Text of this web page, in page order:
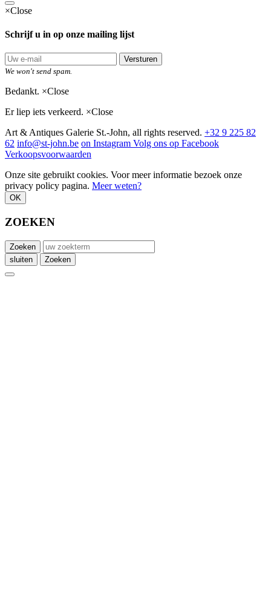
×Close
Schrijf u in op onze mailing lijst
Versturen
We won't send spam.
Bedankt. ×Close
Er liep iets verkeerd. ×Close
Art & Antiques Galerie St.-John, all rights reserved. +32 9 225 82
62 info@st-john.be on Instagram Volg ons op Facebook
Verkoopsvoorwaarden
Onze site gebruikt cookies. Voor meer informatie bezoek onze
privacy policy pagina. Meer weten?
OK
ZOEKEN
Zoeken
sluiten
Zoeken